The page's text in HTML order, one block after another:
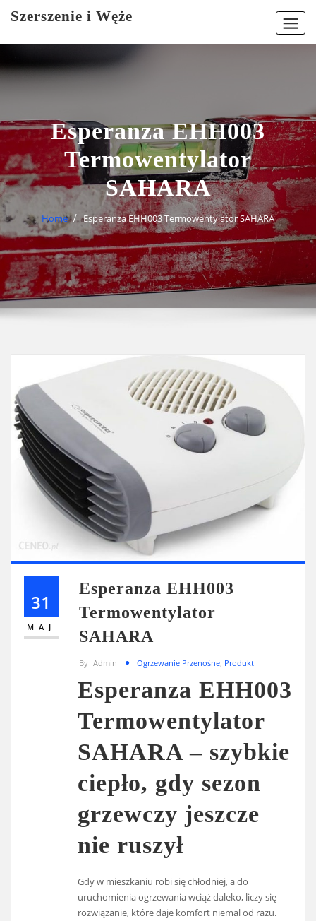
Szerszenie i Węże
Esperanza EHH003
Termowentylator
SAHARA
Home Esperanza EHH003 Termowentylator SAHARA
31
MAJ
Esperanza EHH003
Termowentylator
SAHARA
By Admin Ogrzewanie Przenośne Produkt
Esperanza EHH003
Termowentylator
SAHARA – szybkie
ciepło, gdy sezon
grzewczy jeszcze
nie ruszył
Gdy w mieszkaniu robi się chłodniej, a do
uruchomienia ogrzewania wciąż daleko, liczy się
rozwiązanie, które daje komfort niemal od razu.